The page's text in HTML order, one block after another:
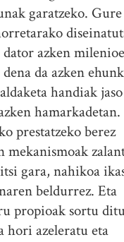
garatzeko. Gure
azken
da azken
handiak
hamarkadetan.
prestatzeko berez
mekanismoak
gara, nahikoa
beldurrez. Eta
propioak sortu
hori azeleratu eta